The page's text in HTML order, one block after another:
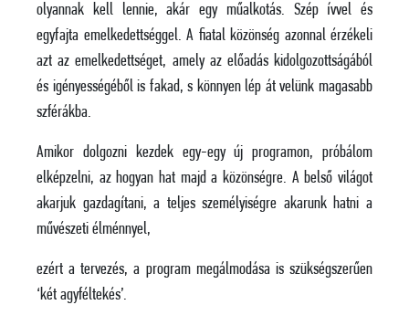
olyannak kell lennie, akár egy műalkotás. Szép ívvel és
egyfajta emelkedettséggel. A fiatal közönség azonnal érzékeli
azt az emelkedettséget, amely az előadás kidolgozottságából
és igényességéből is fakad, s könnyen lép át velünk magasabb
szférákba.
Amikor dolgozni kezdek egy-egy új programon, próbálom
elképzelni, az hogyan hat majd a közönségre. A belső világot
akarjuk gazdagítani, a teljes személyiségre akarunk hatni a
művészeti élménnyel,
ezért a tervezés, a program megálmodása is szükségszerűen
‘két agyféltekés’.